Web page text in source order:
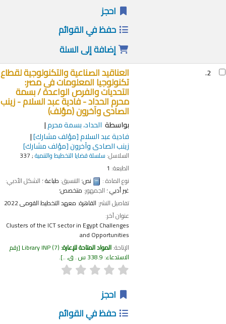
احجز
حفظ في القوائم
إضافة إلى السلة
2. العناقيد الصناعية والتكنولوجية لقطاع
تكنولوجيا المعلومات فى مصر:
التحديات والفرص الواعدة /بسمة
محرم الحداد - فادية عبد السلام - زينب
الصادى وآخرون (مؤلف)
بواسطة الحداد، بسمة محرم
فادية عبد السلام[مؤلف مشارك]
زينب الصادى وآخرون[مؤلف مشارك]
السلاسل:سلسلة قضايا التخطيط والتنمية; 337
الطبعة:1
نوع المادة :
نص؛ التنسيق:طباعة؛ الشكل الأدبي:
غير أدبي؛ الجمهور:متخصص؛
تفاصيل النشر:القاهرة:معهد التخطيط القومى2022
عنوان آخر:
Clusters of the ICT sector in Egypt Challenges
and Opportunities
الإتاحة:المواد المتاحة للإعارة: Library INP(7)
رقم
الاستدعاء:338.9 س . ق, .. .
احجز
حفظ في القوائم